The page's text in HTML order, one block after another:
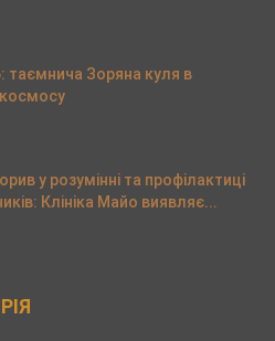
таємнича Зоряна куля в
космосу
у розумінні та профілактиці
Клініка Майо виявляє...